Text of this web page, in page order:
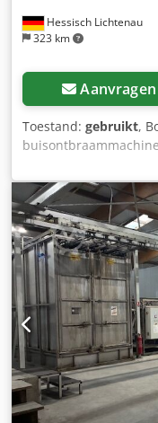
Hessisch Lichtenau
323 km
Aanvragen
Toestand: gebruikt,
Borstel diameter:
Chsdpfsxpqy Rox Ac
Vermogen: 2 / 3 kW
Materiaalsteun -
ruimte L x B x H: 650
Goede staat